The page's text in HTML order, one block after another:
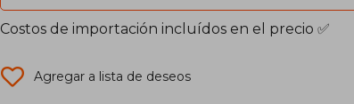
Costos de importación incluídos en el precio ✅
Agregar a lista de deseos